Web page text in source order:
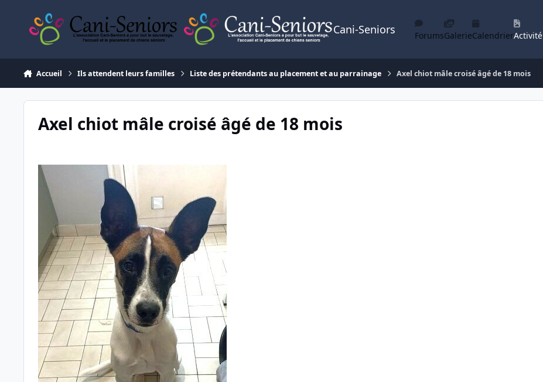
Cani-Seniors ForumsGalerieCalendrierActivité
Accueil Ils attendent leurs familles Liste des prétendants au placement et au parrainage Axel chiot mâle croisé âgé de 18 mois
Axel chiot mâle croisé âgé de 18 mois